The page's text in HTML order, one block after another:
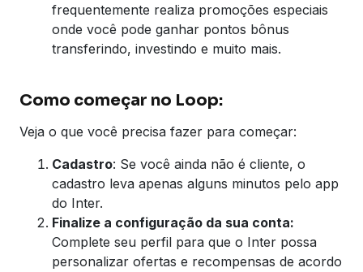
frequentemente realiza promoções especiais
onde você pode ganhar pontos bônus
transferindo, investindo e muito mais.
Como começar no Loop:
Veja o que você precisa fazer para começar:
Cadastro: Se você ainda não é cliente, o
cadastro leva apenas alguns minutos pelo app
do Inter.
Finalize a configuração da sua conta:
Complete seu perfil para que o Inter possa
personalizar ofertas e recompensas de acordo